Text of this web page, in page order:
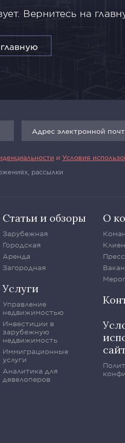
Вернитесь на
и Условия
рассылки
Статьи и обзоры
Зарубежная
Городская
Аренда
Загородная
Услуги
Управление
недвижимостью
Инвестиции в
зарубежную
недвижимость
Иммиграционные
услуги
Аналитика для
девелоперов
О